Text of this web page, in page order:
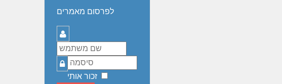
לפרסום מאמרים
שם
משתמש
סיסמה
זכור אותי